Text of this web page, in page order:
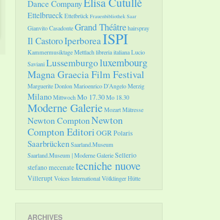
Dance Company
EttelbrueckEttelbrück Frauenbibliothek Saar
Gianvito CasadonteGrand Théâtrehairspray
Il CastoroIperboreaISPI
Kammermusiktage Mettlachlibreria italianaLucio
SavianiLussemburgoluxembourg
Magna Graecia Film Festival
Marguerite DonlonMarioenrico D'AngeloMerzig
MilanoMittwochMo 17.30Mo 18.30
Moderne GalerieMozartMätresse
Newton ComptonNewton
Compton Editori OGRPolaris
SaarbrückenSaarland.Museum
Saarland.Museum | Moderne GalerieSellerio
stefano mecenatetecniche nuove
VilleruptVoices InternationalVölklinger Hütte
ARCHIVES